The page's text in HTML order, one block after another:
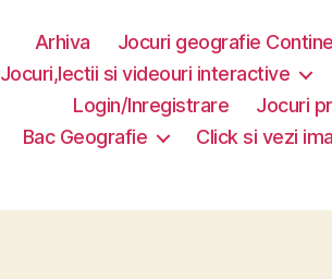
Arhiva Jocuri geografie
Jocuri,lectii si videouri interactive
Login/Inregistrare
Jocuri
Bac Geografie
Click si vezi